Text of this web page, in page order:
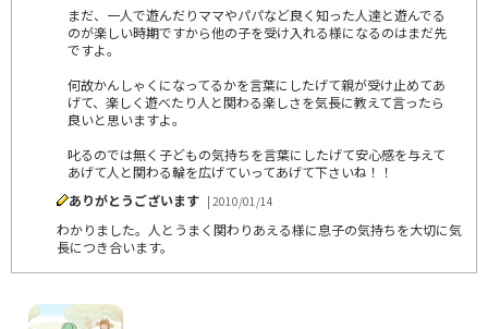
まだ、一人で遊んだりママやパパなど良く知った人達と遊んでる
のが楽しい時期ですから他の子を受け入れる様になるのはまだ先
ですよ。
何故かんしゃくになってるかを言葉にしたげて親が受け止めてあ
げて、楽しく遊べたり人と関わる楽しさを気長に教えて言ったら
良いと思いますよ。
叱るのでは無く子どもの気持ちを言葉にしたげて安心感を与えて
あげて人と関わる輪を広げていってあげて下さいね！！
ありがとうございます | 2010/01/14
わかりました。人とうまく関わりあえる様に息子の気持ちを大切に気
長につき合います。